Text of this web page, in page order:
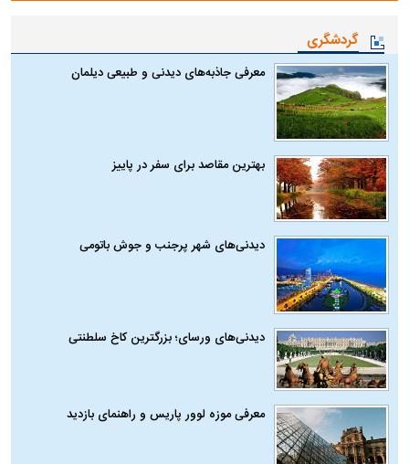
گردشگری
معرفی جاذبه‌های دیدنی و طبیعی دیلمان
بهترین مقاصد برای سفر در پاییز
دیدنی‌های شهر پرجنب و جوش باتومی
دیدنی‌های ورسای؛ بزرگترین کاخ سلطنتی
معرفی موزه لوور پاریس و راهنمای بازدید